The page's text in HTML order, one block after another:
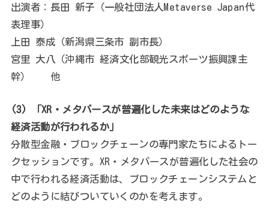
出演者：長田 新子（一般社団法人Metaverse Japan代
表理事）
上田 泰成（新潟県三条市 副市長）
宮里 大八（沖縄市 経済文化部観光スポーツ振興課主
幹） 他
(3) 「XR・メタバースが普遍化した未来はどのような
経済活動が行われるか」
分散型金融・ブロックチェーンの専門家たちによるトー
クセッションです。XR・メタバースが普遍化した社会の
中で行われる経済活動は、ブロックチェーンシステムと
どのように結びついていくのかを考えます。